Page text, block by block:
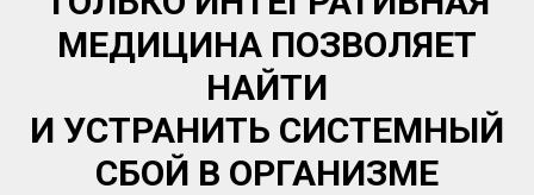
МЕДИЦИНА ПОЗВОЛЯЕТ
НАЙТИ
И УСТРАНИТЬ СИСТЕМНЫЙ
СБОЙ В ОРГАНИЗМЕ